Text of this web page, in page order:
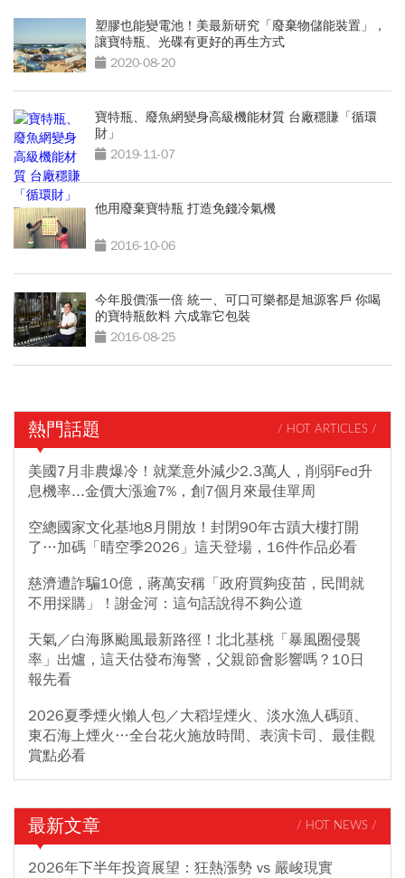
塑膠也能變電池！美最新研究「廢棄物儲能裝置」，
讓寶特瓶、光碟有更好的再生方式
2020-08-20
寶特瓶、廢魚網變身高級機能材質 台廠穩賺「循環
財」
2019-11-07
他用廢棄寶特瓶 打造免錢冷氣機
2016-10-06
今年股價漲一倍 統一、可口可樂都是旭源客戶 你喝
的寶特瓶飲料 六成靠它包裝
2016-08-25
熱門話題 / HOT ARTICLES /
美國7月非農爆冷！就業意外減少2.3萬人，削弱Fed升
息機率...金價大漲逾7%，創7個月來最佳單周
空總國家文化基地8月開放！封閉90年古蹟大樓打開
了…加碼「晴空季2026」這天登場，16件作品必看
慈濟遭詐騙10億，蔣萬安稱「政府買夠疫苗，民間就
不用採購」！謝金河：這句話說得不夠公道
天氣／白海豚颱風最新路徑！北北基桃「暴風圈侵襲
率」出爐，這天估發布海警，父親節會影響嗎？10日
報先看
2026夏季煙火懶人包／大稻埕煙火、淡水漁人碼頭、
東石海上煙火…全台花火施放時間、表演卡司、最佳觀
賞點必看
最新文章 / HOT NEWS /
2026年下半年投資展望：狂熱漲勢 vs 嚴峻現實